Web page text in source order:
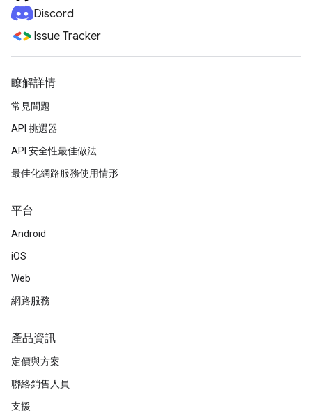
Discord
Issue Tracker
瞭解詳情
常見問題
API 挑選器
API 安全性最佳做法
最佳化網路服務使用情形
平台
Android
iOS
Web
網路服務
產品資訊
定價與方案
聯絡銷售人員
支援